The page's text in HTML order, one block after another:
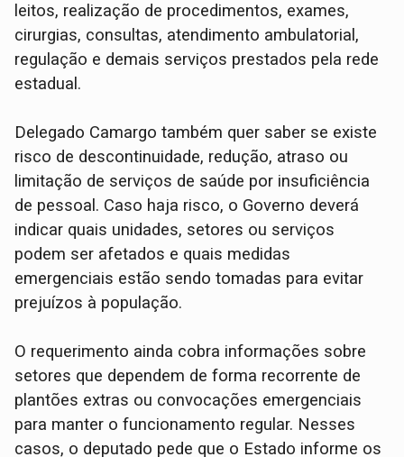
leitos, realização de procedimentos, exames,
cirurgias, consultas, atendimento ambulatorial,
regulação e demais serviços prestados pela rede
estadual.
Delegado Camargo também quer saber se existe
risco de descontinuidade, redução, atraso ou
limitação de serviços de saúde por insuficiência
de pessoal. Caso haja risco, o Governo deverá
indicar quais unidades, setores ou serviços
podem ser afetados e quais medidas
emergenciais estão sendo tomadas para evitar
prejuízos à população.
O requerimento ainda cobra informações sobre
setores que dependem de forma recorrente de
plantões extras ou convocações emergenciais
para manter o funcionamento regular. Nesses
casos, o deputado pede que o Estado informe os